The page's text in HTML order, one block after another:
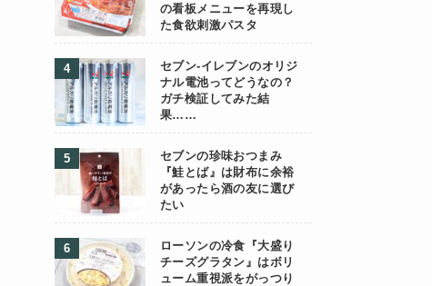
の看板メニューを再現し
た食欲刺激パスタ
セブン-イレブンのオリジ
ナル電池ってどうなの？
ガチ検証してみた結
果……
セブンの珍味おつまみ
『鮭とば』は財布に余裕
があったら酒の友に選び
たい
ローソンの冷食『大盛り
チーズグラタン』はボリ
ューム重視派をがっつり